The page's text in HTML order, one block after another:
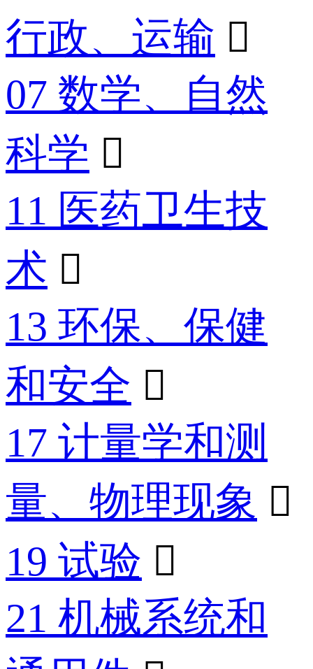
行政、运输 
07 数学、自然
科学 
11 医药卫生技
术 
13 环保、保健
和安全 
17 计量学和测
量、物理现象 
19 试验 
21 机械系统和